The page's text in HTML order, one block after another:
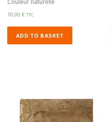
10,00 € TTC
ADD TO BASKET